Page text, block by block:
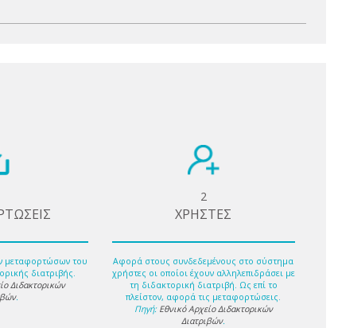
μεταφορτώσων του
διατριβής.
Διδακτορικών
.
2
ΧΡΗΣΤΕΣ
Αφορά στους συνδεδεμένους στο σύστημα
χρήστες οι οποίοι έχουν αλληλεπιδράσει με
τη διδακτορική διατριβή. Ως επί το
πλείστον, αφορά τις μεταφορτώσεις.
Πηγή: Εθνικό Αρχείο Διδακτορικών
Διατριβών.